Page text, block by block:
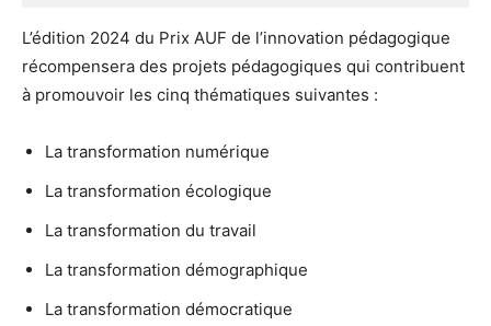
L’édition 2024 du Prix AUF de l’innovation pédagogique
récompensera des projets pédagogiques qui contribuent
à promouvoir les cinq thématiques suivantes :
La transformation numérique
La transformation écologique
La transformation du travail
La transformation démographique
La transformation démocratique